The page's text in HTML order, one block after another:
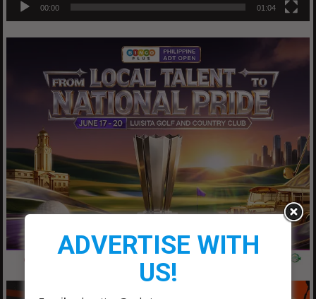
00:00 01:04
ADVERTISE WITH
US!